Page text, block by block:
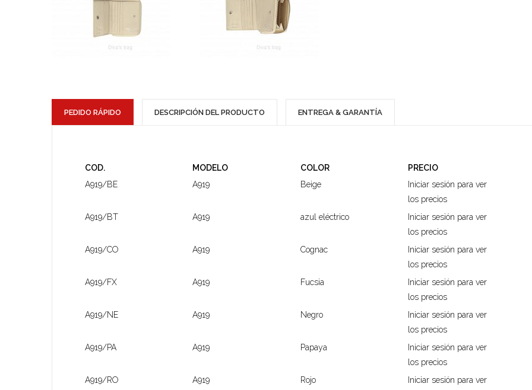
PEDIDO RÁPIDO DESCRIPCIÓN DEL PRODUCTO ENTREGA & GARANTÍA
COD. MODELO COLOR
PRECIO
A919/BE
A919 Beige
Iniciar sesión para ver
los precios
A919/BT
A919 azul eléctrico
Iniciar sesión para ver
los precios
A919/CO
A919 Cognac
Iniciar sesión para ver
los precios
A919/FX
A919 Fucsia
Iniciar sesión para ver
los precios
A919/NE
A919 Negro
Iniciar sesión para ver
los precios
A919/PA
A919 Papaya
Iniciar sesión para ver
los precios
A919/RO
A919 Rojo
Iniciar sesión para ver